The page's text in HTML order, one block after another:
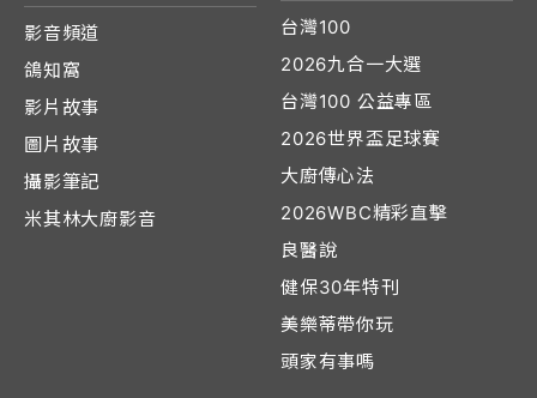
影音頻道
鴿知窩
影片故事
圖片故事
攝影筆記
米其林大廚影音
台灣100
2026九合一大選
台灣100 公益專區
2026世界盃足球賽
大廚傳心法
2026WBC精彩直擊
良醫說
健保30年特刊
美樂蒂帶你玩
頭家有事嗎